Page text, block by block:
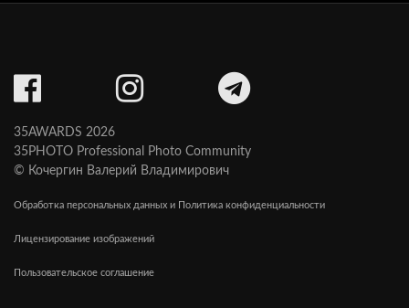
35AWARDS 2026
35PHOTO Professional Photo Community
© Кочергин Валерий Владимирович
Обработка персональных данных и Политика конфиденциальности
Лицензирование изображений
Пользовательское соглашение